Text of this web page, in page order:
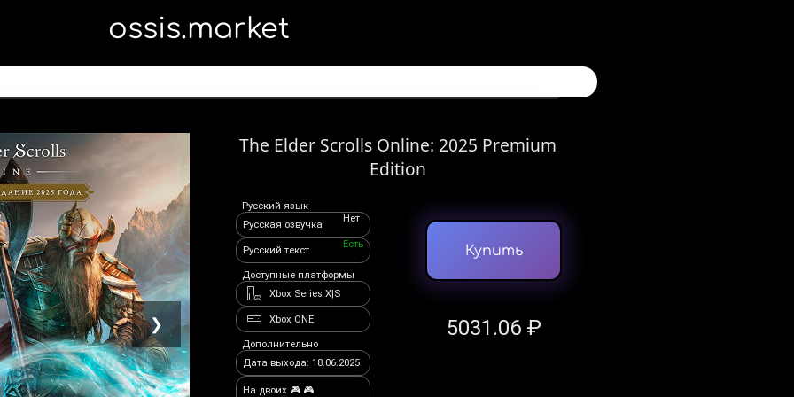
ossis.market
❯
The Elder Scrolls Online: 2025 Premium
Edition
Русский язык
Русская озвучка
Нет
Русский текст
Есть
Доступные платформы
Xbox Series X|S
Xbox ONE
Дополнительно
Дата выхода: 18.06.2025
На двоих 🎮 🎮
Купить
5031.06 ₽